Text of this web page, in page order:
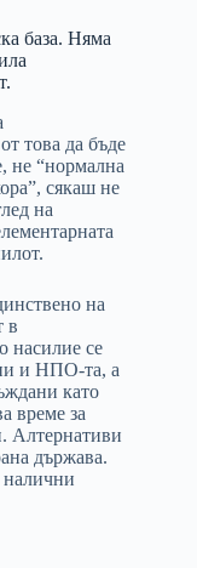
база. Няма
това да бъде
не “нормална
сякаш не
на
на
в
насилие се
и НПО-та, а
като
време за
Алтернативи
държава.
налични